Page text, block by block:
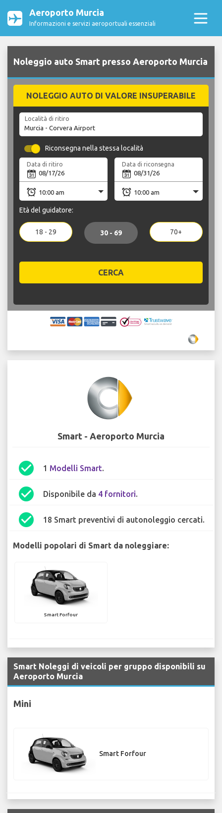
Aeroporto Murcia
Informazioni e servizi aeroportuali essenziali
Noleggio auto Smart presso Aeroporto Murcia
NOLEGGIO AUTO DI VALORE INSUPERABILE
Località di ritiro
Riconsegna nella stessa località
Data di ritiro Data di riconsegna
Età del guidatore:
18 - 29 30 - 69 70+
CERCA
Smart - Aeroporto Murcia
check_circle 1 Modelli Smart.
check_circle Disponibile da 4 fornitori.
check_circle 18 Smart preventivi di autonoleggio cercati.
Modelli popolari di Smart da noleggiare:
Smart Forfour
Smart Noleggi di veicoli per gruppo disponibili su
Aeroporto Murcia
Mini
Smart Forfour